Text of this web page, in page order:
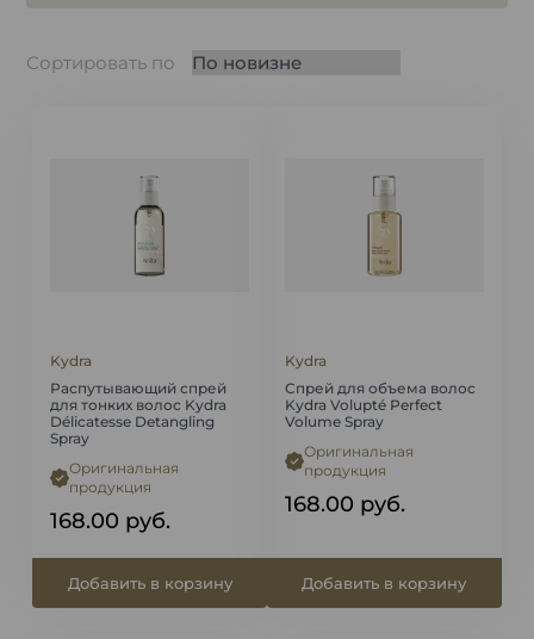
Сортировать по
Kydra
Распутывающий спрей
для тонких волос Kydra
Délicatesse Detangling
Spray
Оригинальная
продукция
168.00 руб.
Добавить в корзину
Kydra
Cпрей для объема волос
Kydra Volupté Perfect
Volume Spray
Оригинальная
продукция
168.00 руб.
Добавить в корзину